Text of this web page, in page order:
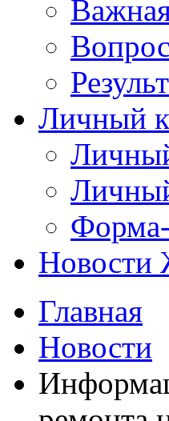
Личный
Форма-
Главная
Новости